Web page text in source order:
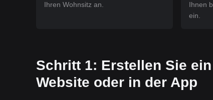
Ihren Wohnsitz an.
Ihnen
ein.
Schritt 1: Erstellen Sie
Website oder in der App